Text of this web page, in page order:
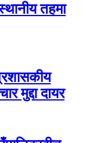
तहमा
मुद्दा दायर